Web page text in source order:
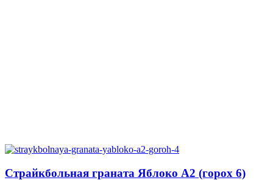
Страйкбольная граната Яблоко А2 (горох 6)